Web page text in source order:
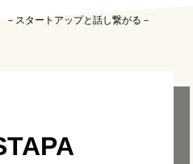
スタートアップと話し繋がる－